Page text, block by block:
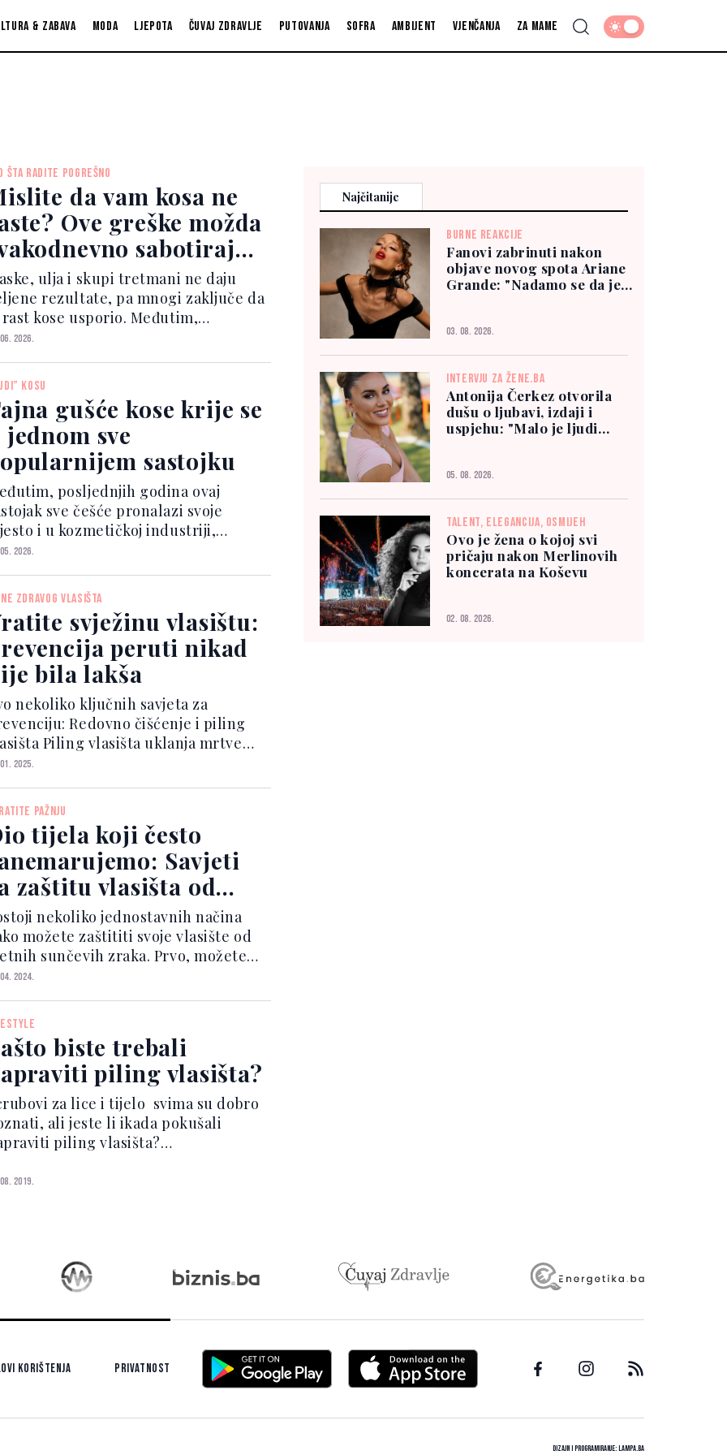
& zabava Moda Ljepota Čuvaj zdravlje Putovanja Sofra Ambijent Vjenčanja Za mame
ŠTA RADITE POGREŠNO
da vam kosa ne
Ove greške možda
sabotiraju
dužinu
ulja i skupi tretmani ne daju
rezultate, pa mnogi zaključe da
kose usporio. Međutim,
ističu da problem najčešće
Prosječna brzina rasta kose iznosi
jednog i...
2026.
KOSU
gušće kose krije se
jednom sve
sastojku
posljednjih godina ovaj
sve češće pronalazi svoje
i u kozmetičkoj industriji,
u proizvodima za njegu kose.
kao aktivni sastojak, a razlog za
leži u njegovom potenc...
2026.
ZDRAVOG VLASIŠTA
svježinu vlasištu:
peruti nikad
bila lakša
nekoliko ključnih savjeta za
Redovno čišćenje i piling
Piling vlasišta uklanja mrtve
kože, nakupljene nečistoće,
pore i uzrokovati iritaciju.
čišćenje...
2025.
PAŽNJU
tijela koji često
Savjeti
zaštitu vlasišta od
nekoliko jednostavnih načina
možete zaštititi svoje vlasište od
sunčevih zraka. Prvo, možete
šešire ili kape s širokim
ga od izravnog sunca. Također,
koris...
2024.
biste trebali
piling vlasišta?
za lice i tijelo svima su dobro
ali jeste li ikada pokušali
piling vlasišta?
kao i ostatku naše kože. Samo
2019.
Najčitanije
BURNE REAKCIJE
Fanovi zabrinuti nakon
objave novog spota Ariane
Grande: "Nadamo se da je
03. 08. 2026.
INTERVJU ZA ŽENE.BA
Antonija Čerkez otvorila
dušu o ljubavi, izdaji i
uspjehu: "Malo je ljudi
05. 08. 2026.
TALENT, ELEGANCIJA, OSMIJEH
Ovo je žena o kojoj svi
pričaju nakon Merlinovih
koncerata na Koševu
02. 08. 2026.
korištenja Privatnost
Dizajn i programiranje:Lampa.ba